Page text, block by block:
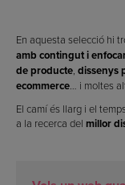
En aquesta selecció hi
amb contingut i
de producte dissenys
ecommerce … i moltes
El camí és llarg i el
a la recerca del millor